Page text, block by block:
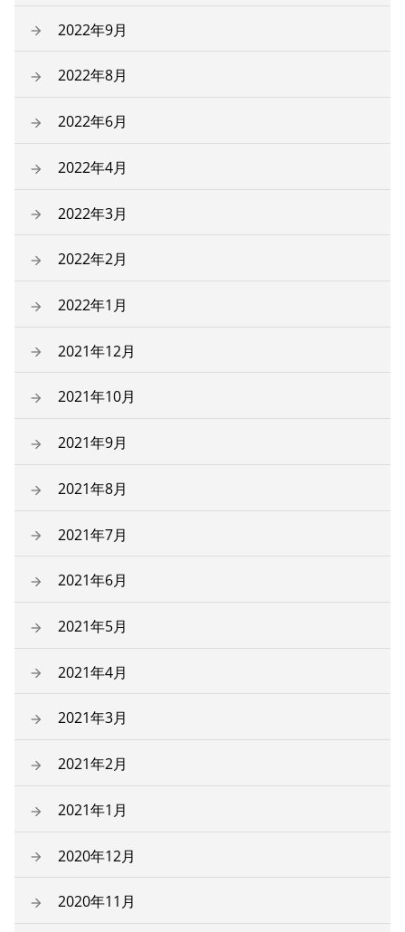
2022年9月
2022年8月
2022年6月
2022年4月
2022年3月
2022年2月
2022年1月
2021年12月
2021年10月
2021年9月
2021年8月
2021年7月
2021年6月
2021年5月
2021年4月
2021年3月
2021年2月
2021年1月
2020年12月
2020年11月